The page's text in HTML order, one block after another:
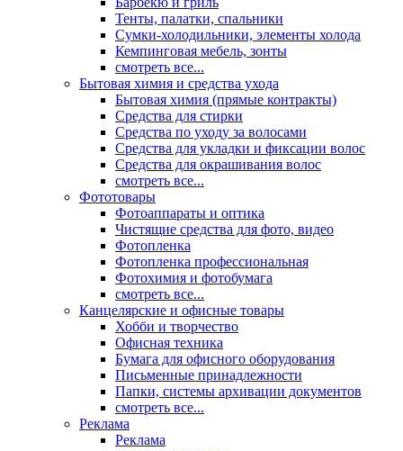
Тенты, палатки, спальники
Сумки-холодильники, элементы холода
Кемпинговая мебель, зонты
смотреть все...
Бытовая химия и средства ухода
Бытовая химия (прямые контракты)
Средства для стирки
Средства по уходу за волосами
Средства для укладки и фиксации волос
Средства для окрашивания волос
смотреть все...
Фототовары
Фотоаппараты и оптика
Чистящие средства для фото, видео
Фотопленка
Фотопленка профессиональная
Фотохимия и фотобумага
смотреть все...
Канцелярские и офисные товары
Хобби и творчество
Офисная техника
Бумага для офисного оборудования
Письменные принадлежности
Папки, системы архивации документов
смотреть все...
Реклама
Реклама